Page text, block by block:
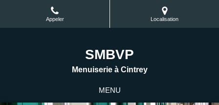
Appeler Localisation
SMBVP
Menuiserie à Cintrey
MENU